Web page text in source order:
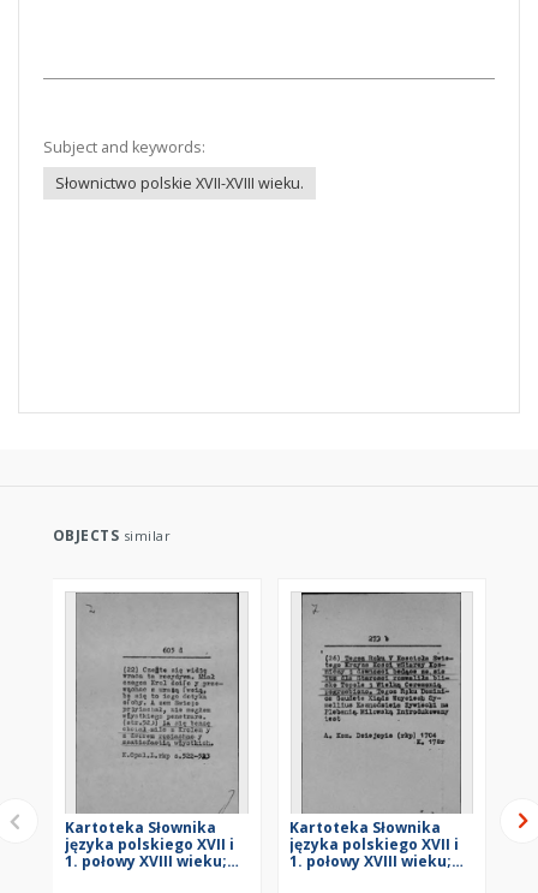
Subject and keywords:
Słownictwo polskie XVII-XVIII wieku.
OBJECTS similar
Kartoteka Słownika
języka polskiego XVII i
1. połowy XVIII wieku;
Kartoteka Słownika
języka polskiego XVII i
1. połowy XVIII wieku;